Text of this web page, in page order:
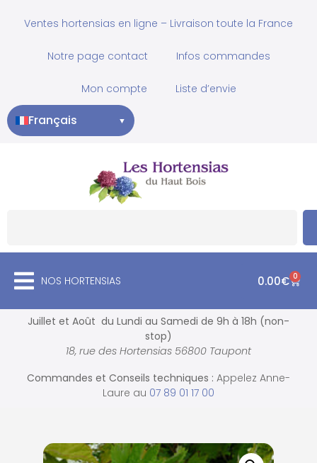
Ventes hortensias en ligne – Livraison toute la France
Notre page contact Infos commandes
Mon compte Liste d’envie
Français ▼
NOS HORTENSIAS 0.00€ 0
Juillet et Août du Lundi au Samedi de 9h à 18h (non-
stop)
18, rue des Hortensias 56800 Taupont
Commandes et Conseils techniques : Appelez Anne-
Laure au 07 89 01 17 00